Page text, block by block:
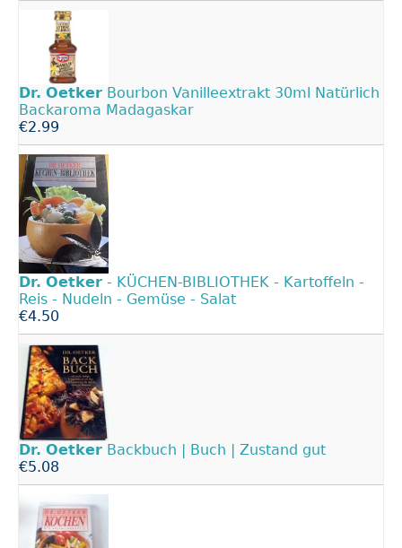
Dr. Oetker Bourbon Vanilleextrakt 30ml Natürlich
Backaroma Madagaskar
€2.99
Dr. Oetker - KÜCHEN-BIBLIOTHEK - Kartoffeln -
Reis - Nudeln - Gemüse - Salat
€4.50
Dr. Oetker Backbuch | Buch | Zustand gut
€5.08